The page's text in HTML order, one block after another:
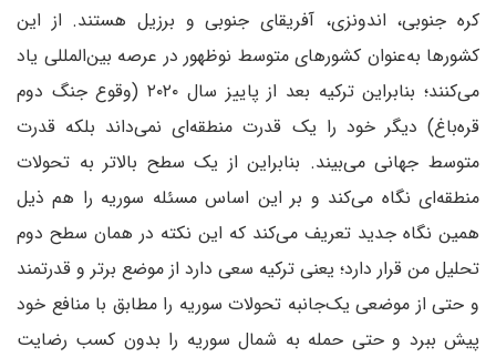
کره جنوبی، اندونزی، آفریقای جنوبی و برزیل هستند. از این
کشورها به‌عنوان کشورهای متوسط نوظهور در عرصه بین‌المللی یاد
می‌کنند؛ بنابراین ترکیه بعد از پاییز سال ۲۰۲۰ (وقوع جنگ دوم
قره‌باغ) دیگر خود را یک قدرت منطقه‌ای نمی‌داند‌ بلکه قدرت
متوسط جهانی می‌بیند. بنابراین از یک سطح بالاتر به تحولات
منطقه‌ای نگاه می‌کند و بر این اساس مسئله سوریه را هم ذیل
همین نگاه جدید تعریف می‌کند که این نکته در همان سطح دوم
تحلیل من قرار دارد؛ یعنی ترکیه سعی دارد از موضع برتر و قدرتمند
و حتی از موضعی یک‌جانبه تحولات سوریه را مطابق با منافع خود
پیش ببرد و حتی حمله به شمال سوریه را بدون کسب رضایت